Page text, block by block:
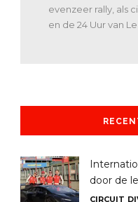
evenzeer rally, als
en de 24 Uur van
door de
CIRCUIT